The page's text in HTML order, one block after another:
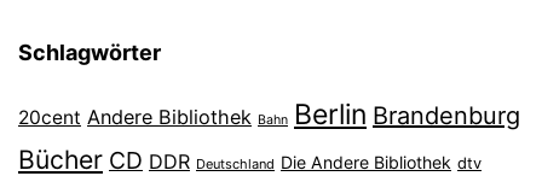
Schlagwörter
20cent Andere Bibliothek Bahn Berlin Brandenburg
Bücher CD DDR Deutschland Die Andere Bibliothek dtv